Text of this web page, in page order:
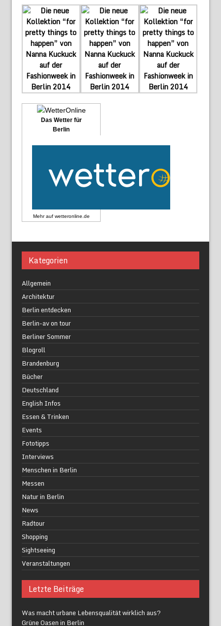
Das Wetter für
Berlin
Mehr auf wetteronline.de
Kategorien
Allgemein
Architektur
Berlin entdecken
Berlin-av on tour
Berliner Sommer
Blogroll
Brandenburg
Bücher
Deutschland
English Infos
Essen & Trinken
Events
Fototipps
Interviews
Menschen in Berlin
Messen
Natur in Berlin
News
Radtour
Shopping
Sightseeing
Veranstaltungen
Letzte Beiträge
Was macht urbane Lebensqualität wirklich aus?
Grüne Oasen in Berlin